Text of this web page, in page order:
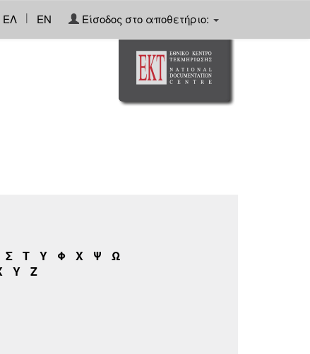
ΕΛ | EN Είσοδος στο αποθετήριο:
Σ Τ Υ Φ Χ Ψ
Ω
Y Z